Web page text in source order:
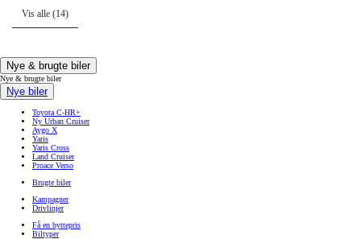
Vis alle (14)
Nye & brugte biler
Nye & brugte biler
Nye biler
Toyota C-HR+
Ny Urban Cruiser
Aygo X
Yaris
Yaris Cross
Land Cruiser
Proace Verso
Brugte biler
Kampagner
Drivlinjer
Få en byttepris
Biltyper